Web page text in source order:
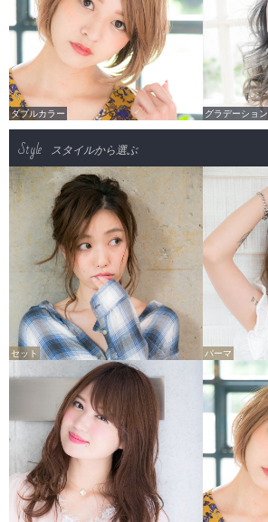
ダブルカラー グラデーション
Style スタイルから選ぶ
セット パーマ